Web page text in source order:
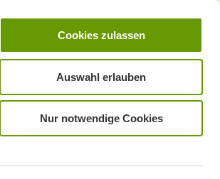
Cookies zulassen
Auswahl erlauben
Nur notwendige Cookies